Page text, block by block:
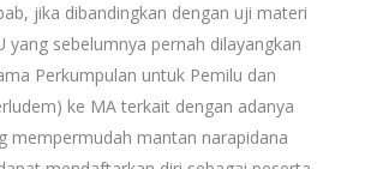
jika dibandingkan dengan uji materi
yang sebelumnya pernah dilayangkan
Perkumpulan untuk Pemilu dan
ke MA terkait dengan adanya
mempermudah mantan narapidana